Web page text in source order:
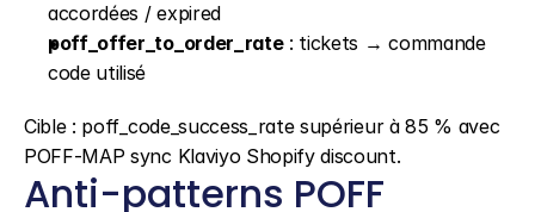
accordées / expired
poff_offer_to_order_rate : tickets → commande
code utilisé
Cible : poff_code_success_rate supérieur à 85 % avec
POFF-MAP sync Klaviyo Shopify discount.
Anti-patterns POFF